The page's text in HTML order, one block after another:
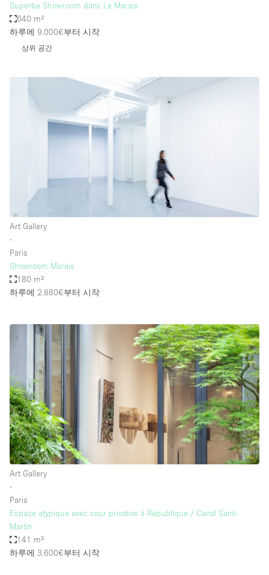
Superbe Showroom dans Le Marais
640 m²
하루에 9.000€부터 시작
상위 공간
Art Gallery
∙
Paris
Showroom Marais
180 m²
하루에 2.880€부터 시작
Art Gallery
∙
Paris
Espace atypique avec cour privative à République / Canal Saint-
Martin
141 m²
하루에 3.600€부터 시작